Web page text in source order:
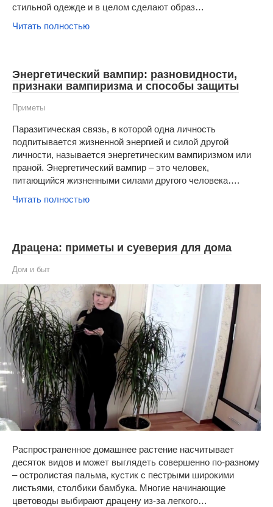
стильной одежде и в целом сделают образ…
Читать полностью
Энергетический вампир: разновидности,
признаки вампиризма и способы защиты
Приметы
Паразитическая связь, в которой одна личность
подпитывается жизненной энергией и силой другой
личности, называется энергетическим вампиризмом или
праной. Энергетический вампир – это человек,
питающийся жизненными силами другого человека….
Читать полностью
Драцена: приметы и суеверия для дома
Дом и быт
Распространенное домашнее растение насчитывает
десяток видов и может выглядеть совершенно по-разному
– остролистая пальма, кустик с пестрыми широкими
листьями, столбики бамбука. Многие начинающие
цветоводы выбирают драцену из-за легкого…